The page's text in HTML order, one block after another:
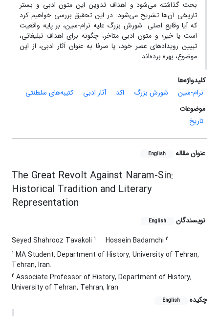
بحث گذاشته می‌شود و اهداف تدوین این متون ادبی و بستر
تاریخی آن‌ها تشریح می‌شود. در این تحقیق بررسی خواهیم کرد
که آیا وقایع اصلی شورش بزرگ علیه نرام-سین، بر پایه واقعیت
است یا خیر؛ و متون ادبی متاخر، چگونه برای اهداف تبلیغاتی،
تبیین رویدادهای عصر خود، یا صرفا به عنوان آثار ادبی، از این
موضوع، بهره‌ برده‌اند
کلیدواژه‌ها
نرام-سین
شورش بزرگ اکد آثار ادبی
کتیبه‌های سلطنتی
موضوعات
تاریخ
عنوان مقاله English
The Great Revolt Against Naram-Sin:
Historical Tradition and Literary
Representation
نویسندگان English
Seyed Shahrooz Tavakoli 1 Hossein Badamchi 2
1 MA Student, Department of History, University of Tehran,
Tehran, Iran.
2 Associate Professor of History, Department of History,
University of Tehran, Tehran, Iran
چکیده
English